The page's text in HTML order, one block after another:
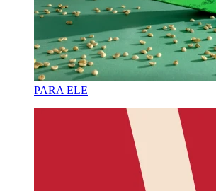
PARA ELE